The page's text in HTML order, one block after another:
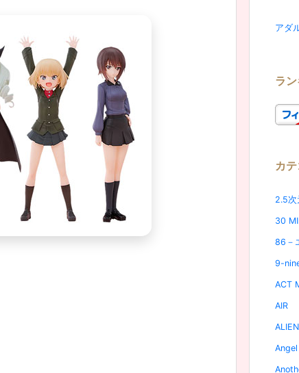
アダ
ラ
カ
2.5次
30
86－
9-
ACT
AIR
Angel